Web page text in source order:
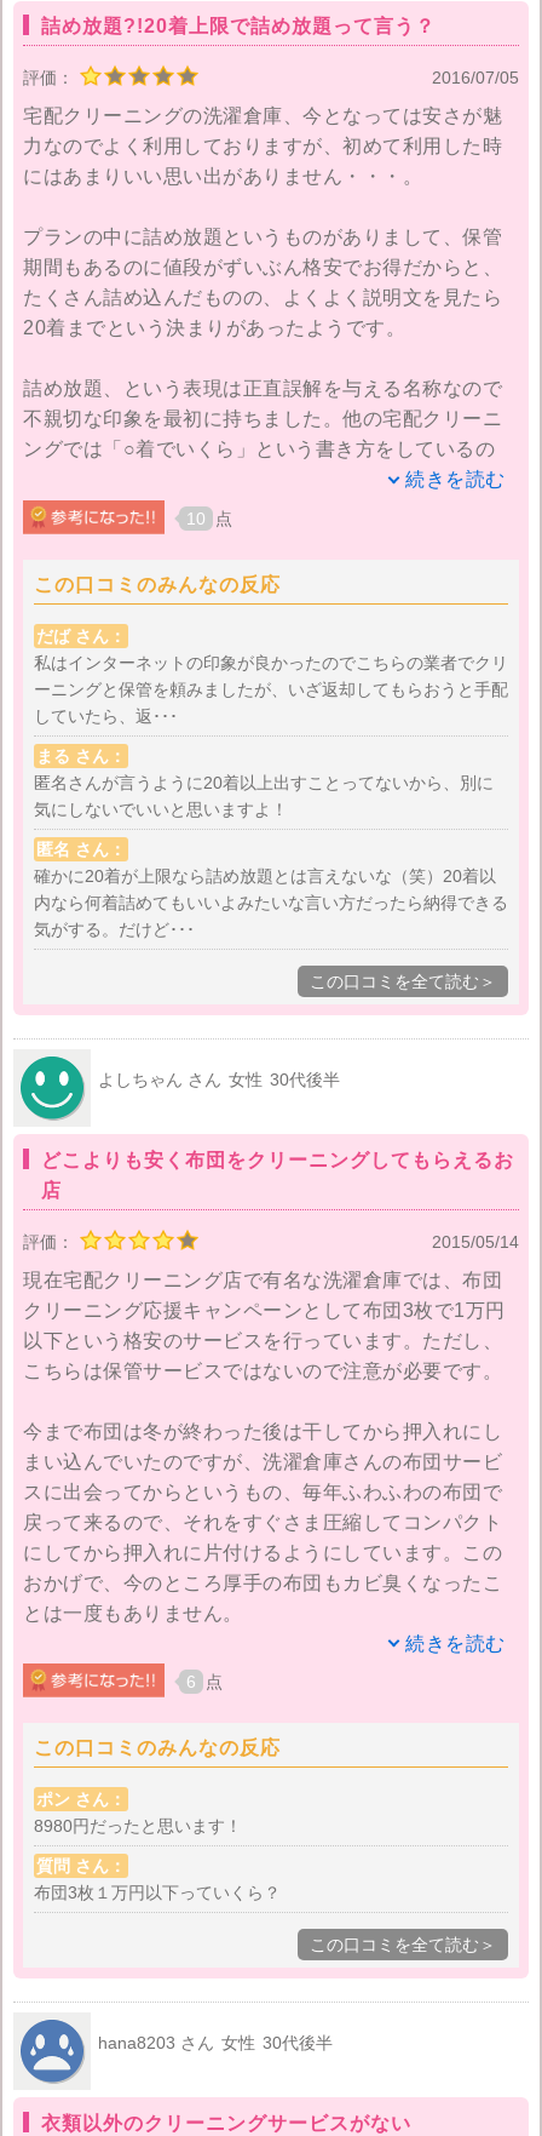
詰め放題?!20着上限で詰め放題って言う？
評価： 2016/07/05
宅配クリーニングの洗濯倉庫、今となっては安さが魅
力なのでよく利用しておりますが、初めて利用した時
にはあまりいい思い出がありません・・・。
プランの中に詰め放題というものがありまして、保管
期間もあるのに値段がずいぶん格安でお得だからと、
たくさん詰め込んだものの、よくよく説明文を見たら
20着までという決まりがあったようです。
詰め放題、という表現は正直誤解を与える名称なので
不親切な印象を最初に持ちました。他の宅配クリーニ
ングでは「○着でいくら」という書き方をしているの
で、お得感を出すために敢えて詰め放題という言葉を
利用しているのかもしれませんが、他にもきっと勘違
いしている方がいるのでは‥と思ってしまいます。
洗濯倉庫の利用を検討されているという方は、くれぐ
れもお気をつけて。私の場合は詰め込んでから気が付
いたので出すのも、また入れなおすのもすごい面倒で
した。
続きを読む
10 点
この口コミのみんなの反応
だば さん：
私はインターネットの印象が良かったのでこちらの業者でクリ
ーニングと保管を頼みましたが、いざ返却してもらおうと手配
していたら、返･･･
まる さん：
匿名さんが言うように20着以上出すことってないから、別に
気にしないでいいと思いますよ！
匿名 さん：
確かに20着が上限なら詰め放題とは言えないな（笑）20着以
内なら何着詰めてもいいよみたいな言い方だったら納得できる
気がする。だけど･･･
この口コミを全て読む＞
よしちゃん さん 女性 30代後半
どこよりも安く布団をクリーニングしてもらえるお
店
評価： 2015/05/14
現在宅配クリーニング店で有名な洗濯倉庫では、布団
クリーニング応援キャンペーンとして布団3枚で1万円
以下という格安のサービスを行っています。ただし、
こちらは保管サービスではないので注意が必要です。
今まで布団は冬が終わった後は干してから押入れにし
まい込んでいたのですが、洗濯倉庫さんの布団サービ
スに出会ってからというもの、毎年ふわふわの布団で
戻って来るので、それをすぐさま圧縮してコンパクト
にしてから押入れに片付けるようにしています。この
おかげで、今のところ厚手の布団もカビ臭くなったこ
とは一度もありません。
他にも布団の宅配クリーニングサービスをやっている
業者は多いのでしょうが、最初に洗濯倉庫さんにお願
いしたので私はこのままずっと利用し続けていきたい
と思っています。もうすぐ家族も増えるので、布団の
パックコースももう少し枚数を選べるようになってほ
しいと思います。
続きを読む
6 点
この口コミのみんなの反応
ポン さん：
8980円だったと思います！
質問 さん：
布団3枚１万円以下っていくら？
この口コミを全て読む＞
hana8203 さん 女性 30代後半
衣類以外のクリーニングサービスがない